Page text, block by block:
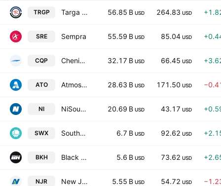
TRGP Targa Resources Corp. 56.85 B USD 264.83 USD
SRE Sempra 55.59 B USD 85.04 USD
CQP Cheniere Energy Partners, L.P. 32.17 B USD 66.45 USD
ATO Atmos Energy Corporation 28.63 B USD 171.50 USD
NI NiSource Inc 20.69 B USD 43.17 USD
SWX Southwest Gas Holdings, Inc. 6.7 B USD 92.62 USD
BKH Black Hills Corporation 5.6 B USD 73.62 USD
NJR New Jersey Resources Corporation 5.55 B USD 54.72 USD